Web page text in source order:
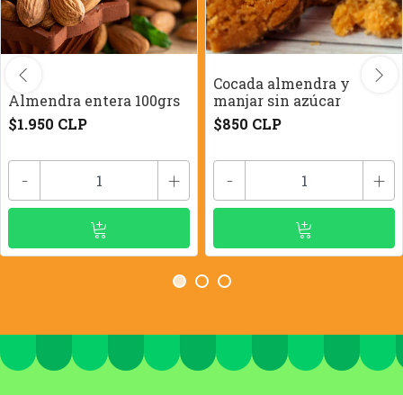
Almendra entera 100grs
$1.950 CLP
- +
Cocada almendra y
manjar sin azúcar
$850 CLP
- +